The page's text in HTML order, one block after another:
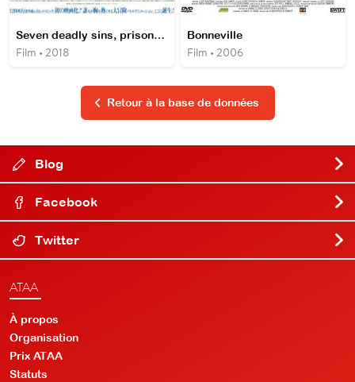
Seven deadly sins, prisoners of the sky
Film • 2018
Bonneville
Film • 2006
Retour à la base de données
Blog
Facebook
Twitter
ATAA
À propos
Organisation
Prix ATAA
Statuts